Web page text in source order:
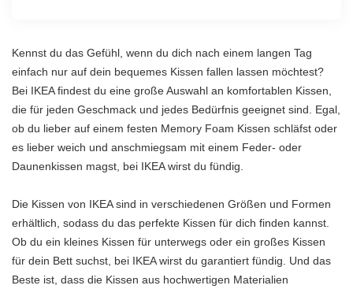
Kennst du das Gefühl, wenn du dich nach einem langen Tag
einfach nur auf dein bequemes Kissen fallen lassen möchtest?
Bei IKEA findest du eine große Auswahl an komfortablen Kissen,
die für jeden Geschmack und jedes Bedürfnis geeignet sind. Egal,
ob du lieber auf einem festen Memory Foam Kissen schläfst oder
es lieber weich und anschmiegsam mit einem Feder- oder
Daunenkissen magst, bei IKEA wirst du fündig.
Die Kissen von IKEA sind in verschiedenen Größen und Formen
erhältlich, sodass du das perfekte Kissen für dich finden kannst.
Ob du ein kleines Kissen für unterwegs oder ein großes Kissen
für dein Bett suchst, bei IKEA wirst du garantiert fündig. Und das
Beste ist, dass die Kissen aus hochwertigen Materialien